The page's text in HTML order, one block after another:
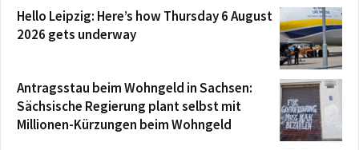
Hello Leipzig: Here’s how Thursday 6 August
2026 gets underway
Antragsstau beim Wohngeld in Sachsen:
Sächsische Regierung plant selbst mit
Millionen-Kürzungen beim Wohngeld